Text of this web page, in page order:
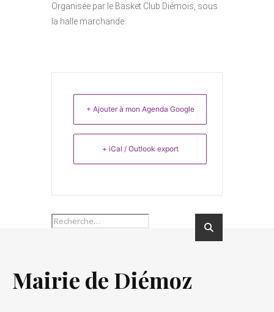
Organisée par le Basket Club Diémois, sous
la halle marchande.
+ Ajouter à mon Agenda Google
+ iCal / Outlook export
Mairie de Diémoz